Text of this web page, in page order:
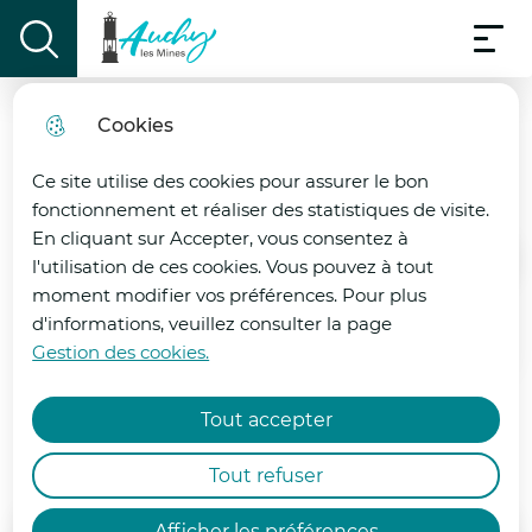
Cookies
Ce site utilise des cookies pour assurer le bon
fonctionnement et réaliser des statistiques de visite.
En cliquant sur Accepter, vous consentez à
l'utilisation de ces cookies. Vous pouvez à tout
moment modifier vos préférences. Pour plus
d'informations, veuillez consulter la page
Gestion des cookies.
Tout accepter
Tout refuser
menu
Aller à la
recherche
Consulter
le plan
display the search field
Vigilance Canicule Rouge
|VIGILANCE ROUGE CANICULE |
Le département du Pas-de-Calais est placé
en vigilance ROUGE canicule par Météo-
France à compter de ce mercredi 24 juin à
12h00.
Face à cette situation, François-Xavier
LAUCH, préfet du Pas-de-Calais, a de
nouveau réuni les services de l’État
concernés ainsi que les collectivités et a
décidé la mise en œuvre de mesures
Ville d'Auchy-les-mines
Menu
Accueil
La ville d'Auchy-les-Mines possède
de nombreux équipements
municipaux indispensables aux
Alciaquois.